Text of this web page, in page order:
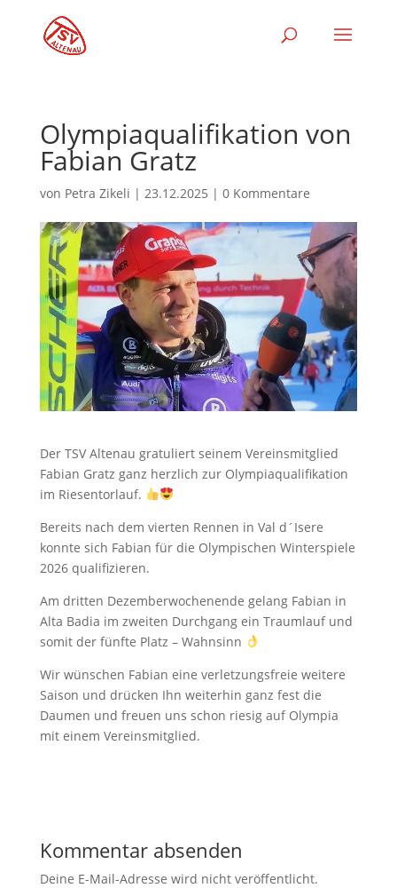
Olympiaqualifikation von
Fabian Gratz
von Petra Zikeli | 23.12.2025 | 0 Kommentare
Der TSV Altenau gratuliert seinem Vereinsmitglied
Fabian Gratz ganz herzlich zur Olympiaqualifikation
im Riesentorlauf.
Bereits nach dem vierten Rennen in Val d´Isere
konnte sich Fabian für die Olympischen Winterspiele
2026 qualifizieren.
Am dritten Dezemberwochenende gelang Fabian in
Alta Badia im zweiten Durchgang ein Traumlauf und
somit der fünfte Platz – Wahnsinn
Wir wünschen Fabian eine verletzungsfreie weitere
Saison und drücken Ihn weiterhin ganz fest die
Daumen und freuen uns schon riesig auf Olympia
mit einem Vereinsmitglied.
Kommentar absenden
Deine E-Mail-Adresse wird nicht veröffentlicht.